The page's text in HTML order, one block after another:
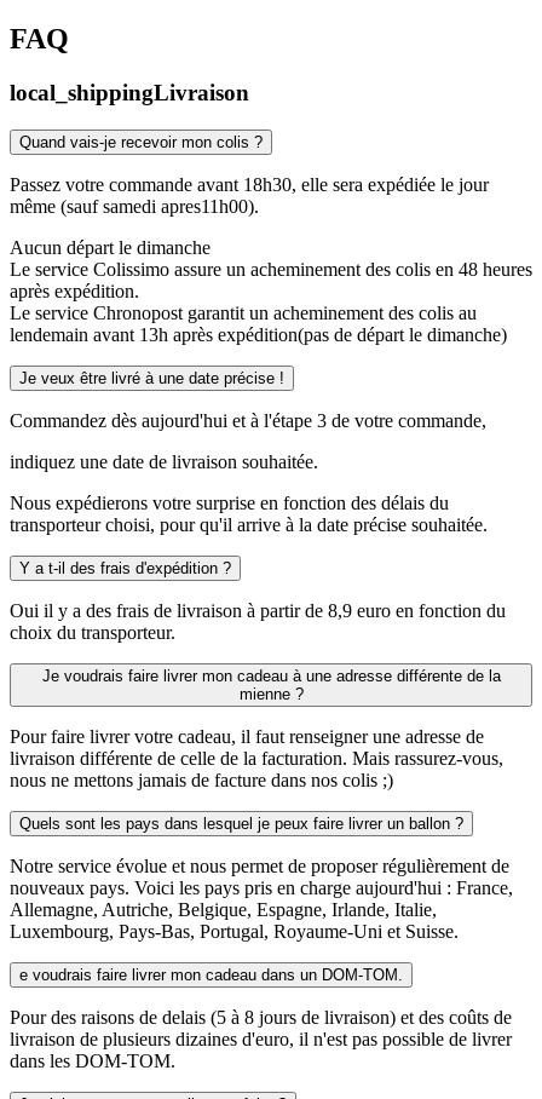
FAQ
local_shippingLivraison
Quand vais-je recevoir mon colis ?
Passez votre commande avant 18h30, elle sera expédiée le jour
même (sauf samedi apres11h00).
Aucun départ le dimanche
Le service Colissimo assure un acheminement des colis en 48 heures
après expédition.
Le service Chronopost garantit un acheminement des colis au
lendemain avant 13h après expédition(pas de départ le dimanche)
Je veux être livré à une date précise !
Commandez dès aujourd'hui et à l'étape 3 de votre commande,
indiquez une date de livraison souhaitée.
Nous expédierons votre surprise en fonction des délais du
transporteur choisi, pour qu'il arrive à la date précise souhaitée.
Y a t-il des frais d'expédition ?
Oui il y a des frais de livraison à partir de 8,9 euro en fonction du
choix du transporteur.
Je voudrais faire livrer mon cadeau à une adresse différente de la
mienne ?
Pour faire livrer votre cadeau, il faut renseigner une adresse de
livraison différente de celle de la facturation. Mais rassurez-vous,
nous ne mettons jamais de facture dans nos colis ;)
Quels sont les pays dans lesquel je peux faire livrer un ballon ?
Notre service évolue et nous permet de proposer régulièrement de
nouveaux pays. Voici les pays pris en charge aujourd'hui : France,
Allemagne, Autriche, Belgique, Espagne, Irlande, Italie,
Luxembourg, Pays-Bas, Portugal, Royaume-Uni et Suisse.
e voudrais faire livrer mon cadeau dans un DOM-TOM.
Pour des raisons de delais (5 à 8 jours de livraison) et des coûts de
livraison de plusieurs dizaines d'euro, il n'est pas possible de livrer
dans les DOM-TOM.